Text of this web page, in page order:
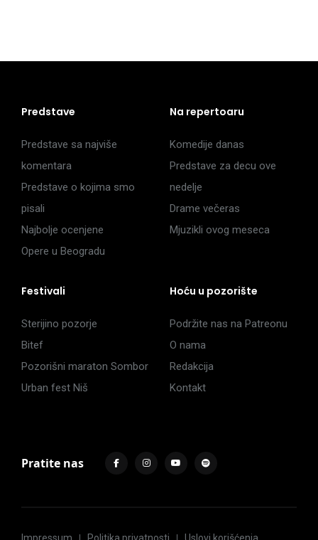
Predstave
Predstave sa najviše
komentara
Predstave o kojima smo
pisali
Najbolje ocenjene
Opere u Beogradu
Na repertoaru
Komedije danas
Predstave za decu ove
nedelje
Drame večeras
Mjuzikli ovog meseca
Festivali
Sterijino pozorje
Bitef
Pozorišni maraton Sombor
Urban fest Niš
Hoću u pozorište
Podržite nas na Patreonu
O nama
Redakcija
Kontakt
Pratite nas